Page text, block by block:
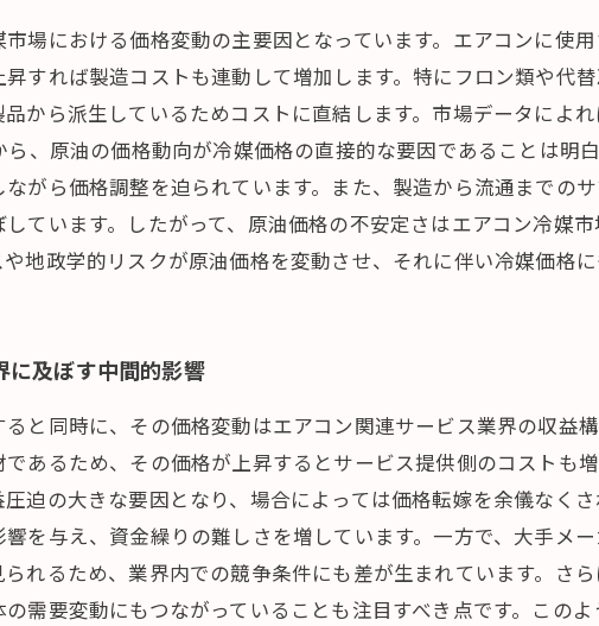
場における価格変動の主要因となっています。エアコンに使
すれば製造コストも連動して増加します。特にフロン類や代
から派生しているためコストに直結します。市場データによ
、原油の価格動向が冷媒価格の直接的な要因であることは明
がら価格調整を迫られています。また、製造から流通までの
ています。したがって、原油価格の不安定さはエアコン冷媒
地政学的リスクが原油価格を変動させ、それに伴い冷媒価格に
に及ぼす中間的影響
と同時に、その価格変動はエアコン関連サービス業界の収益
あるため、その価格が上昇するとサービス提供側のコストも
迫の大きな要因となり、場合によっては価格転嫁を余儀なく
を与え、資金繰りの難しさを増しています。一方で、大手メ
れるため、業界内での競争条件にも差が生まれています。さ
需要変動にもつながっていることも注目すべき点です。この